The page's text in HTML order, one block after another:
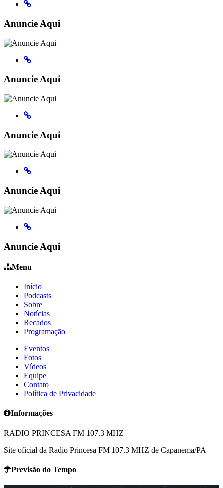
Anuncie Aqui
Anuncie Aqui
Anuncie Aqui
Anuncie Aqui
Anuncie Aqui
Menu
Início
Podcasts
Sobre
Notícias
Recados
Programação
Eventos
Fotos
Vídeos
Equipe
Contato
Política de Privacidade
Informações
RADIO PRINCESA FM 107.3 MHZ
Site oficial da Radio Princesa FM 107.3 MHZ de Capanema/PA
Previsão do Tempo